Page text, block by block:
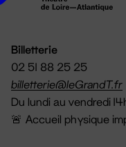
Billetterie
02 51 88 25 25
billetterie@leGrandT.fr
Du lundi au vendredi
🚨 Accueil physique